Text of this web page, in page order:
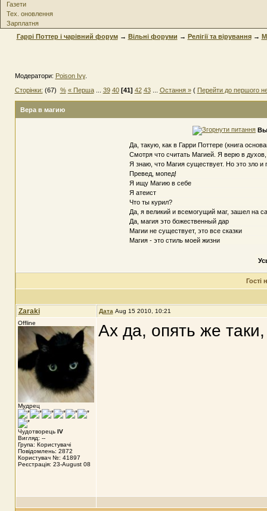
Газети
Тех. оновлення
Зарплатня
Гаррі Поттер і чарівний форум→ Вільні форуми → Релігії та вірування→
Модератори: Poison Ivy.
Сторінки: (67) % « Перша... 39 40 [41] 42 43... Остання »( Перейти до першого
Вера в магию
Вы
Да, такую, как в Гарри Поттере (книга
Смотря что считать Магией. Я верю в
Я знаю, что Магия существует. Но это зло и
Превед, мопед!
Я ищу Магию в себе
Я атеист
Что ты курил?
Да, я великий и всемогущий маг, зашел на
Да, магия это божественный дар
Магии не существует, это все сказки
Магия - это стиль моей жизни
Гості
Zaraki Дата Aug 15 2010, 10:21
Offline
Мудрец
Чудотворець IV
Вигляд: --
Група: Користувачі
Повідомлень: 2872
Користувач №: 41897
Реєстрація: 23-August 08
Ах да, опять же